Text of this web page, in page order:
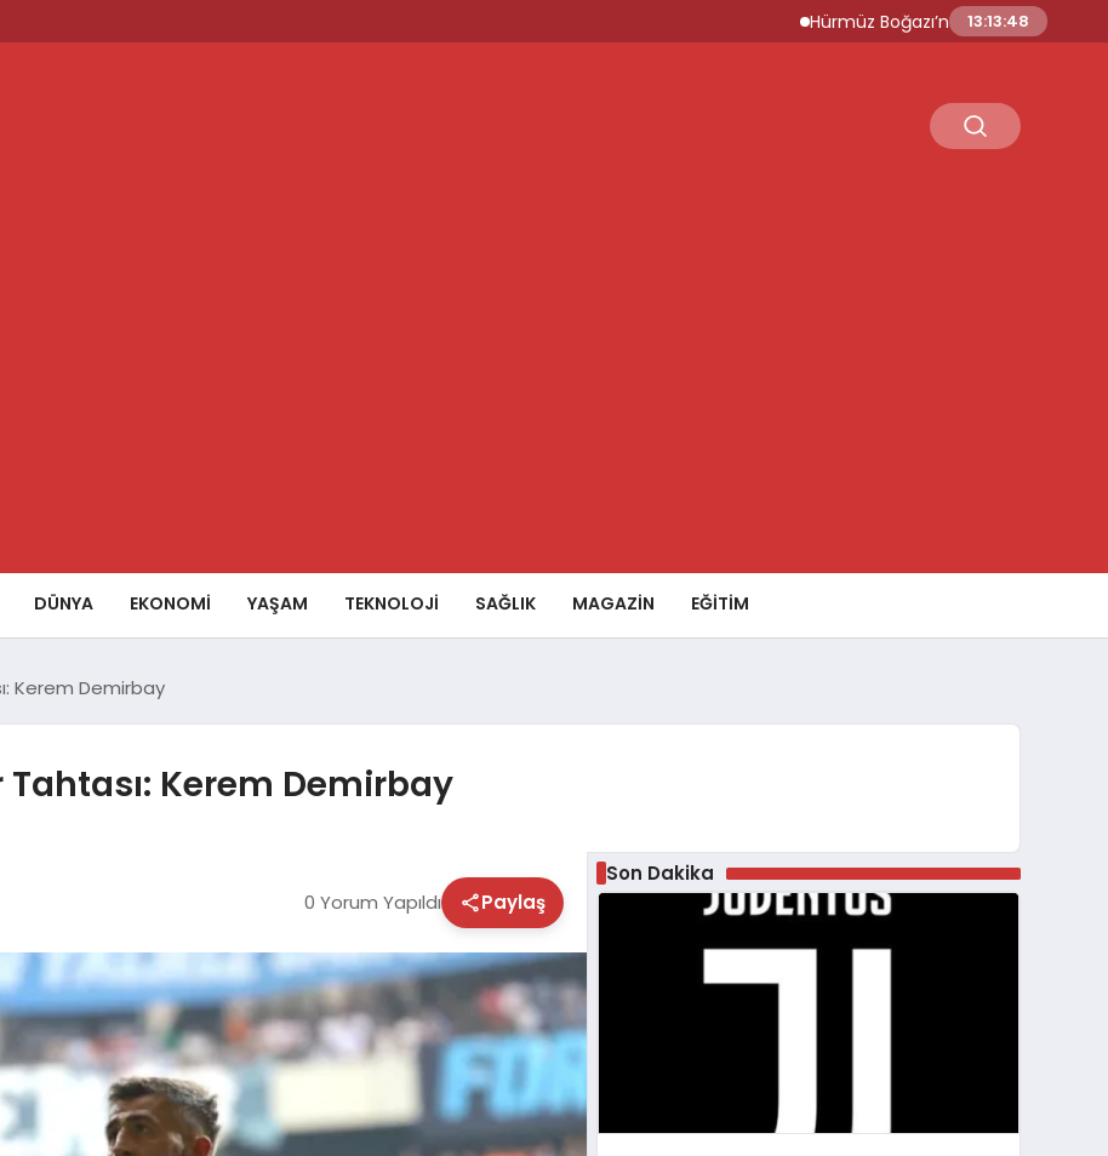
Hürmüz Boğazı’nın Açılmasına Yönelik
13:13:49
DÜNYA EKONOMİ YAŞAM TEKNOLOJİ SAĞLIK MAGAZİN EĞİTİM
Kerem Demirbay
Kerem Demirbay
0 Yorum Yapıldı Paylaş
Son Dakika